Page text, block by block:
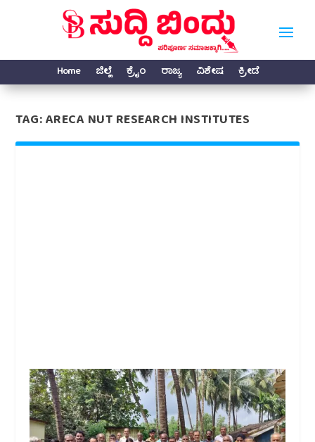
Home ಜಿಲ್ಲೆ ಕ್ರೈಂ ರಾಜ್ಯ ವಿಶೇಷ ಕ್ರೀಡೆ
TAG:ARECA NUT RESEARCH INSTITUTES